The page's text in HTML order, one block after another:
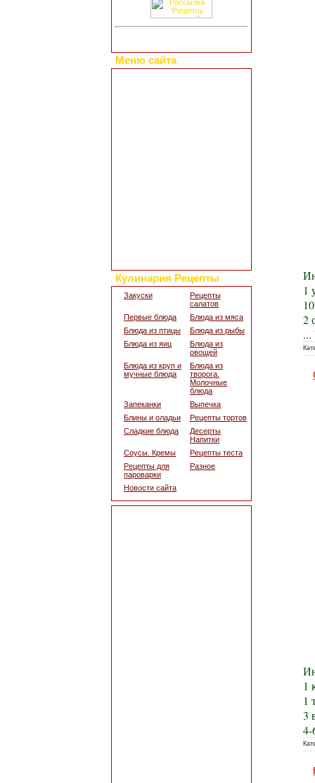
Меню сайта
Кулинария Рецепты
Закуски
Рецепты
салатов
Первые блюда
Блюда из мяса
Блюда из птицы
Блюда из рыбы
Блюда из яиц
Блюда из
овощей
Блюда из круп и
мучные блюда
Блюда из
творога.
Молочные
блюда
Запеканки
Выпечка
Блины и оладьи
Рецепты тортов
Сладкие блюда
Десерты
Напитки
Соусы. Кремы
Рецепты теста
Рецепты для
пароварки
Разное
Новости сайта
1
2
...
1
1
3
4-